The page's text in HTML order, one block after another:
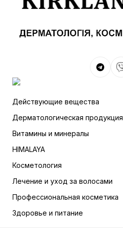
Действующие вещества
Дерматологическая продукция
Витамины и минералы
HIMALAYA
Косметология
Лечение и уход за волосами
Профессиональная косметика
Здоровье и питание